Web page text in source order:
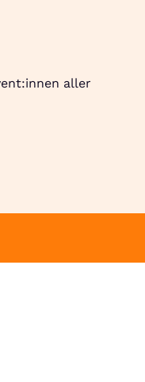
aller